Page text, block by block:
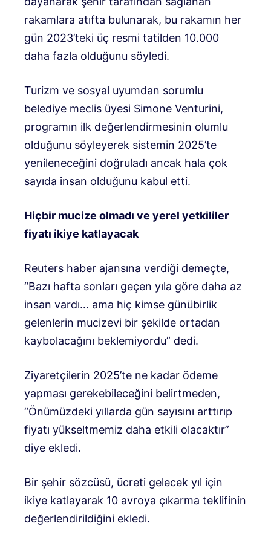
rakamlara atıfta bulunarak, bu rakamın her
gün 2023’teki üç resmi tatilden 10.000
daha fazla olduğunu söyledi.
Turizm ve sosyal uyumdan sorumlu
belediye meclis üyesi Simone Venturini,
programın ilk değerlendirmesinin olumlu
olduğunu söyleyerek sistemin 2025’te
yenileneceğini doğruladı ancak hala çok
sayıda insan olduğunu kabul etti.
Hiçbir mucize olmadı ve yerel yetkililer
fiyatı ikiye katlayacak
Reuters haber ajansına verdiği demeçte,
“Bazı hafta sonları geçen yıla göre daha az
insan vardı… ama hiç kimse günübirlik
gelenlerin mucizevi bir şekilde ortadan
kaybolacağını beklemiyordu” dedi.
Ziyaretçilerin 2025’te ne kadar ödeme
yapması gerekebileceğini belirtmeden,
“Önümüzdeki yıllarda gün sayısını arttırıp
fiyatı yükseltmemiz daha etkili olacaktır”
diye ekledi.
Bir şehir sözcüsü, ücreti gelecek yıl için
ikiye katlayarak 10 avroya çıkarma teklifinin
değerlendirildiğini ekledi.